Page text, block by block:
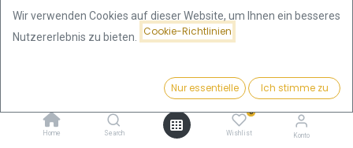
1.379,73€ Kaufen
Home Search
0
Wishlist Konto
15 Rubel Nikolaus II Zarenreich
Wir verwenden Cookies auf dieser Website, um Ihnen ein besseres
Nutzererlebnis zu bieten.
Cookie-Richtlinien
Nur essentielle Ich stimme zu